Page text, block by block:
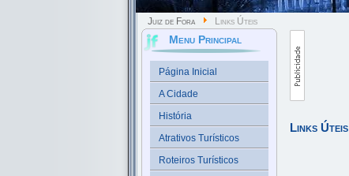
Juiz de Fora Links Úteis
Menu Principal
Página Inicial
A Cidade
História
Atrativos Turísticos
Roteiros Turísticos
Links Úteis